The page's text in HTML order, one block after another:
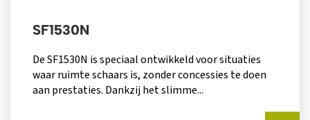
SF1530N
De SF1530N is speciaal ontwikkeld voor situaties
waar ruimte schaars is, zonder concessies te doen
aan prestaties. Dankzij het slimme...